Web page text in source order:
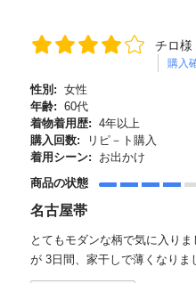
チロ様
購入
性別: 女性
年齢: 60代
着物着用歴: 4年以上
購入回数:
リピ－ト購入
着用シーン:
お出かけ
商品の状態
名古屋帯
とてもモダンな柄で気に入り
が 3日間、家干しで薄くなりま